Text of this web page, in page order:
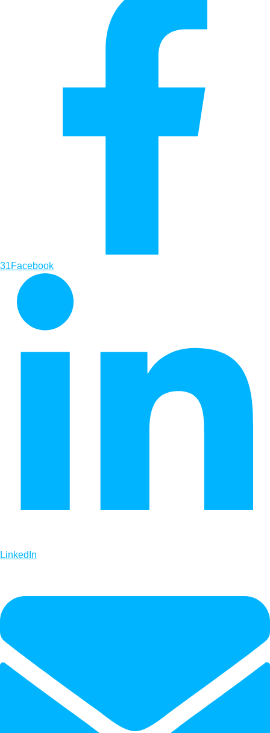
31Facebook
LinkedIn